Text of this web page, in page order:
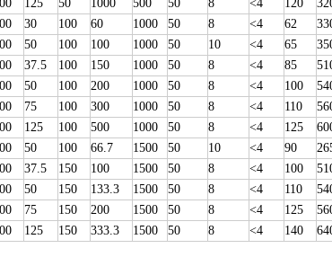
125 50 1000 500 50 8 <4 120
30 100 60 1000 50 8 <4 62 33
50 100 100 1000 50 10 <4 65
37.5 100 150 1000 50 8 <4 85
50 100 200 1000 50 8 <4 100
75 100 300 1000 50 8 <4 110
125 100 500 1000 50 8 <4 125
50 100 66.7 1500 50 10 <4 90
37.5 150 100 1500 50 8 <4 100
50 150 133.3 1500 50 8 <4 110
75 150 200 1500 50 8 <4 125
125 150 333.3 1500 50 8 <4 140